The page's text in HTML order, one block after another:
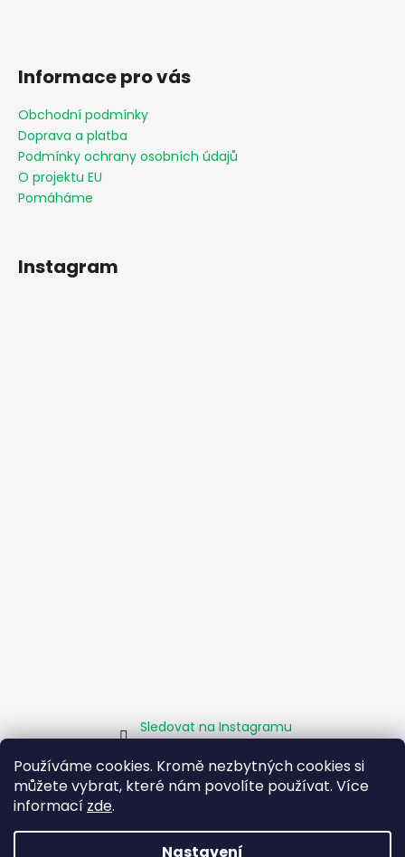
Používáme cookies. Kromě nezbytných cookies si
můžete vybrat, které nám povolíte používat. Více
informací zde.
Nastavení
Informace pro vás
Obchodní podmínky
Doprava a platba
Podmínky ochrany osobních údajů
O projektu EU
Pomáháme
Instagram
Sledovat na Instagramu
Homepage Obchodní podmínky Kamenné pobočky
Facebook